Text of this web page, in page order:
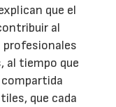
que el
al
profesionales
al tiempo que
compartida
que cada